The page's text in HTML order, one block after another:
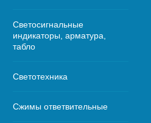
Светосигнальные
индикаторы, арматура,
табло
Светотехника
Сжимы ответвительные